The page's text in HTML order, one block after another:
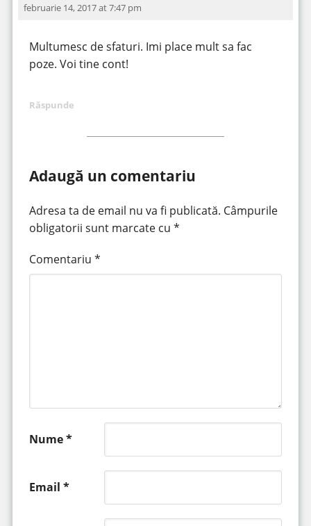
februarie 14, 2017 at 7:47 pm
Multumesc de sfaturi. Imi place mult sa fac
poze. Voi tine cont!
Răspunde
Adaugă un comentariu
Adresa ta de email nu va fi publicată. Câmpurile
obligatorii sunt marcate cu *
Comentariu *
Nume*
Email *